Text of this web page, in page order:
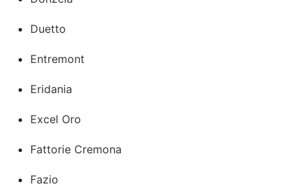
Duetto
Entremont
Eridania
Excel Oro
Fattorie Cremona
Fazio